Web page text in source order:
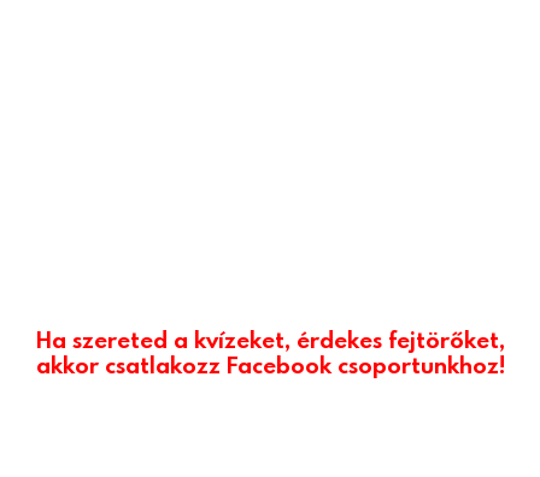
Ha szereted a kvízeket, érdekes fejtörőket,
akkor csatlakozz Facebook csoportunkhoz!